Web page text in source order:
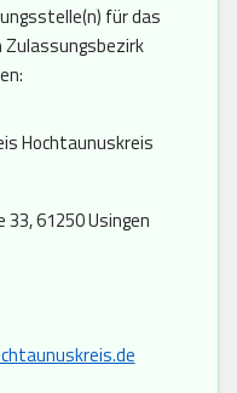
für das
Zulassungsbezirk
Hochtaunuskreis
61250 Usingen